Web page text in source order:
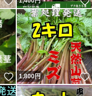
いいね！
1,800円